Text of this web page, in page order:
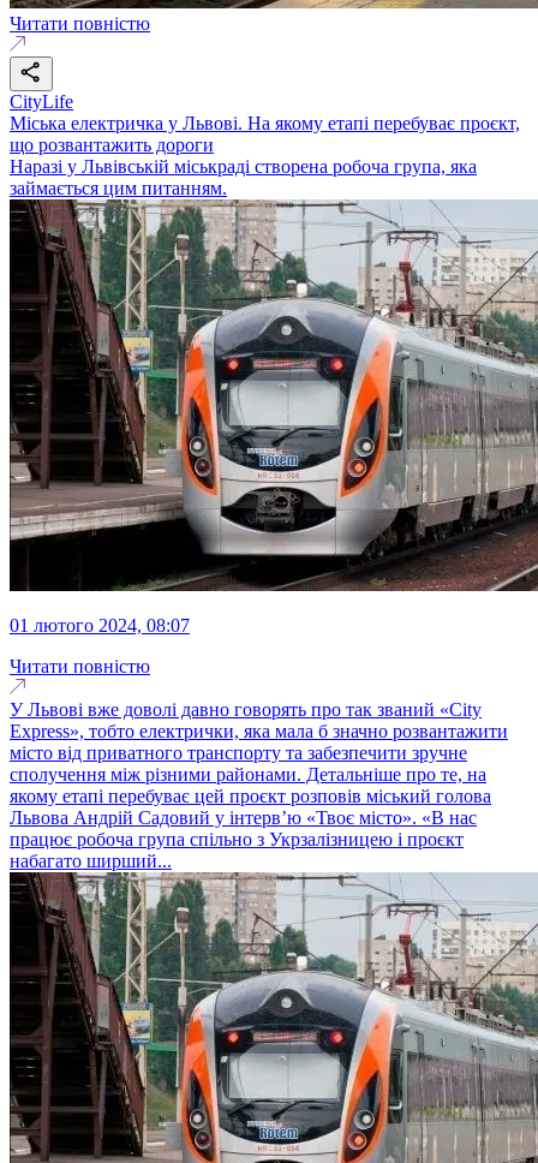
Читати повністю
CityLife
Міська електричка у Львові. На якому етапі перебуває проєкт,
що розвантажить дороги
Наразі у Львівській міськраді створена робоча група, яка
займається цим питанням.
01 лютого 2024, 08:07
Читати повністю
У Львові вже доволі давно говорять про так званий «City
Express», тобто електрички, яка мала б значно розвантажити
місто від приватного транспорту та забезпечити зручне
сполучення між різними районами. Детальніше про те, на
якому етапі перебуває цей проєкт розповів міський голова
Львова Андрій Садовий у інтервʼю «Твоє місто». «В нас
працює робоча група спільно з Укрзалізницею і проєкт
набагато ширший...